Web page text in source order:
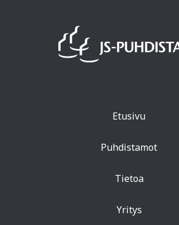
Etusivu
Puhdistamot
Tietoa
Yritys